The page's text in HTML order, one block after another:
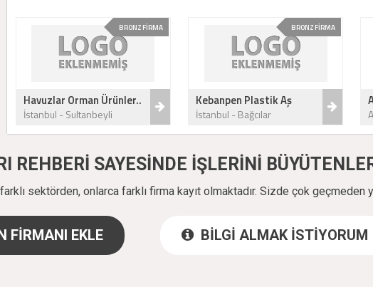
BRONZ FİRMA
Havuzlar Orman Ürünler..
İstanbul - Sultanbeyli
BRONZ FİRMA
Kebanpen Plastik Aş
İstanbul - Bağcılar
REHBERİ SAYESİNDE İŞLERİNİ
sektörden, onlarca farklı firma kayıt olmaktadır. Sizde çok geçmeden
FİRMANI EKLE BİLGİ ALMAK İSTİYORUM